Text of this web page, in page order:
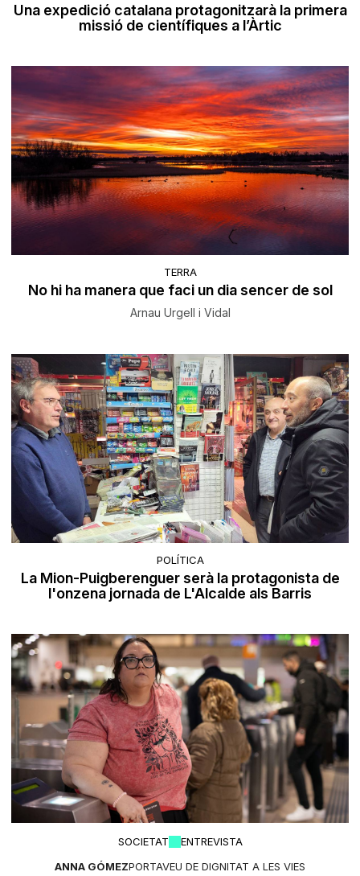
Una expedició catalana protagonitzarà la primera
missió de científiques a l’Àrtic
TERRA
No hi ha manera que faci un dia sencer de sol
Arnau Urgell i Vidal
POLÍTICA
La Mion-Puigberenguer serà la protagonista de
l'onzena jornada de L'Alcalde als Barris
SOCIETAT
ENTREVISTA
ANNA GÓMEZPORTAVEU DE DIGNITAT A LES VIES